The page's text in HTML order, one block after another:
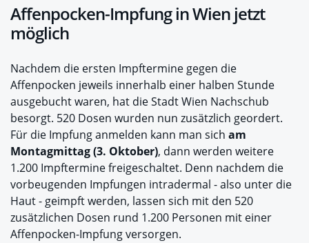
Affenpocken-Impfung in Wien jetzt
möglich
Nachdem die ersten Impftermine gegen die
Affenpocken jeweils innerhalb einer halben Stunde
ausgebucht waren, hat die Stadt Wien Nachschub
besorgt. 520 Dosen wurden nun zusätzlich geordert.
Für die Impfung anmelden kann man sich am
Montagmittag (3. Oktober), dann werden weitere
1.200 Impftermine freigeschaltet. Denn nachdem die
vorbeugenden Impfungen intradermal - also unter die
Haut - geimpft werden, lassen sich mit den 520
zusätzlichen Dosen rund 1.200 Personen mit einer
Affenpocken-Impfung versorgen.